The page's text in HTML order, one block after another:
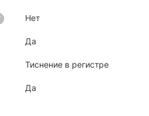
Нет
Да
Тиснение в регистре
Да